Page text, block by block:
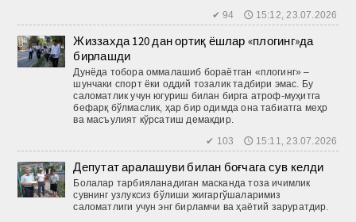
✔ 94 🕔 15:12, 23.07.2026
Жиззахда 120 дан ортиқ ёшлар «плогинг»да
бирлашди
Дунёда тобора оммалашиб бораётган «плогинг» –
шунчаки спорт ёки оддий тозалик тадбири эмас. Бу
саломатлик учун югуриш билан бирга атроф-муҳитга
бефарқ бўлмаслик, ҳар бир одимда она табиатга меҳр
ва масъулият кўрсатиш демакдир.
✔ 103 🕔 15:11, 23.07.2026
Депутат аралашуви билан боғчага сув келди
Болалар тарбияланадиган мас­канда тоза ичимлик
сувнинг узлуксиз бўлиши жигаргўшаларимиз
саломатлиги учун энг бирламчи ва ҳаётий заруратдир.